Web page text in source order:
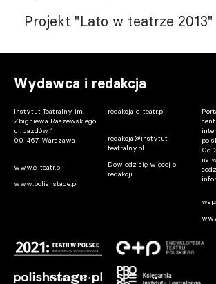
Projekt "Lato w teatrze 2013"
Wydawca i redakcja
Instytut Teatralny im.
Zbigniewa Raszewskiego
ul. Jazdów 1
00-467 Warszawa
www.e-teatr.pl
www.polishstage.pl
redakcja e-teatr.pl
redakcja@instytut-
teatralny.pl
Dowiedz się więcej o
redakcji
Od